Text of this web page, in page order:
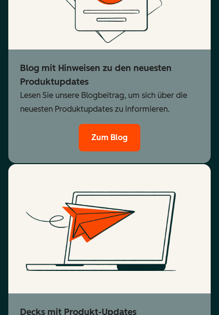
Blog mit Hinweisen zu den neuesten
Produktupdates
Lesen Sie unsere Blogbeitrag, um sich über die
neuesten Produktupdates zu informieren.
Zum Blog
Decks mit Produkt-Updates